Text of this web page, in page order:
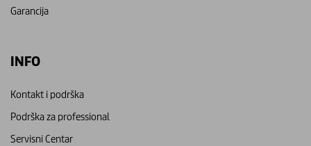
Garancija
INFO
Kontakt i podrška
Podrška za professional
Servisni Centar